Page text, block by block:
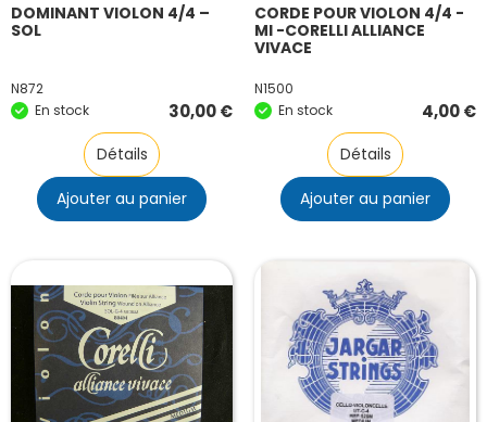
DOMINANT VIOLON 4/4 –
SOL
N872
En stock
30,00€
Détails
Ajouter au panier
CORDE POUR VIOLON 4/4 -
MI -CORELLI ALLIANCE
VIVACE
N1500
En stock
4,00€
Détails
Ajouter au panier